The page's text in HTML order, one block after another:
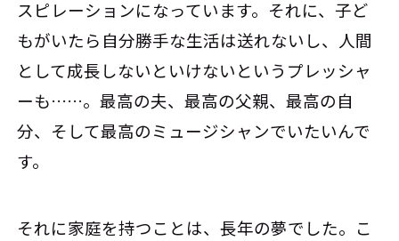
スピレーションになっています。それに、子ど
もがいたら自分勝手な生活は送れないし、人間
として成長しないといけないというプレッシャ
ーも……。最高の夫、最高の父親、最高の自
分、そして最高のミュージシャンでいたいんで
す。
それに家庭を持つことは、長年の夢でした。こ